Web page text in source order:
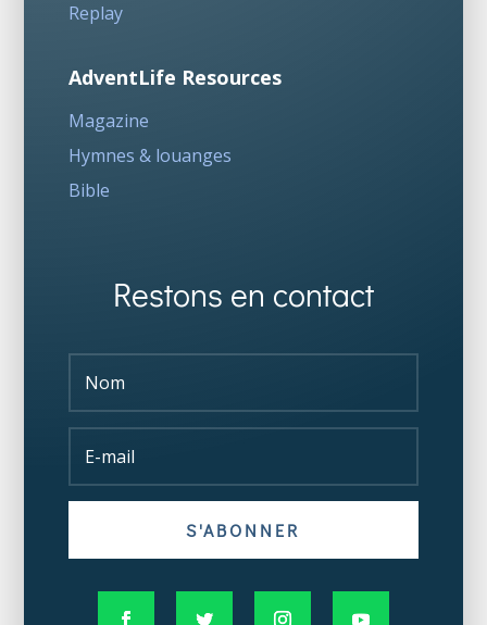
Replay
AdventLife Resources
Magazine
Hymnes & louanges
Bible
Restons en contact
S'ABONNER